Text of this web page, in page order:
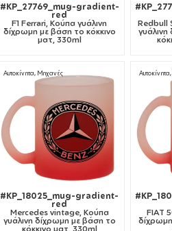
#KP_27769_mug-gradient-
red
F1 Ferrari, Κούπα γυάλινη
δίχρωμη με βάση το κόκκινο
ματ, 330ml
Redbull
Αυτοκίνητα, Μηχανές
#KP_18025_mug-gradient-
red
Mercedes vintage, Κούπα
γυάλινη δίχρωμη με βάση το
κόκκινο ματ, 330ml
FIAT